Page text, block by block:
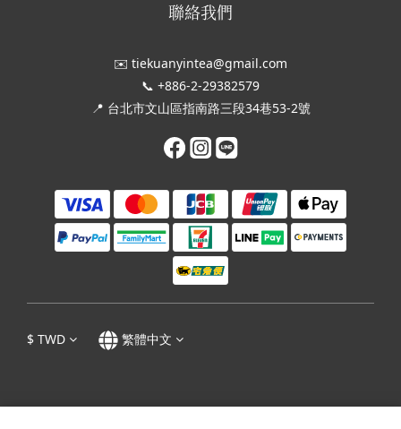
聯絡我們
✉️ tiekuanyintea@gmail.com
📞 +886-2-29382579
📍 台北市文山區指南路三段34巷53-2號
$ TWD 繁體中文